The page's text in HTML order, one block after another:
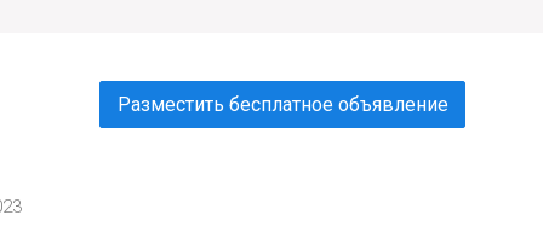
Разместить бесплатное объявление